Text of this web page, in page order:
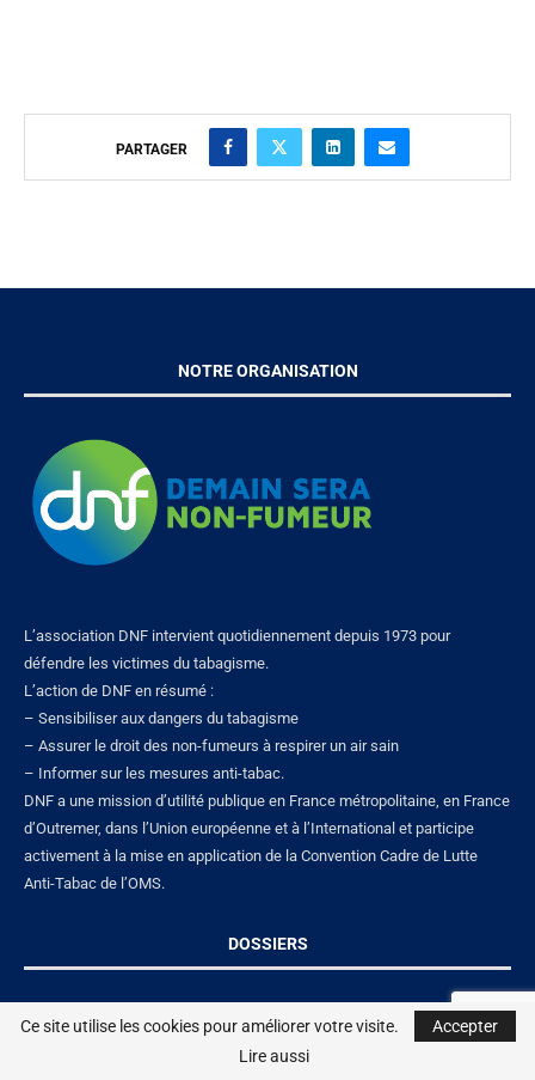
PARTAGER
NOTRE ORGANISATION
L’association DNF intervient quotidiennement depuis 1973 pour
défendre les victimes du tabagisme.
L’action de DNF en résumé :
– Sensibiliser aux dangers du tabagisme
– Assurer le droit des non-fumeurs à respirer un air sain
– Informer sur les mesures anti-tabac.
DNF a une mission d’utilité publique en France métropolitaine, en France
d’Outremer, dans l’Union européenne et à l’International et participe
activement à la mise en application de la Convention Cadre de Lutte
Anti-Tabac de l’OMS.
DOSSIERS
Nos dossiers seront prochainement disponibles
Ce site utilise les cookies pour améliorer votre visite.
Accepter
Lire aussi
Ce site utilise les cookies pour améliorer votre visite.
Accepter
Lire aussi